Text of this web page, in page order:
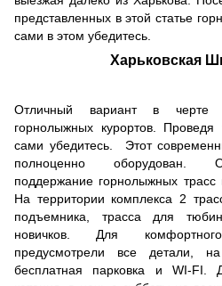
представленных в этой статье
сами в этом убедитесь.
Харьковская
Отличный вариант в черте
горнолыжных курортов.
сами убедитесь. Этот
полноценно оборудован.
поддержание горнолыжных
На территории комплекса 2
подъемника, трасса для
новичков. Для
предусмотрели все детали,
бесплатная парковка и WI-FI.